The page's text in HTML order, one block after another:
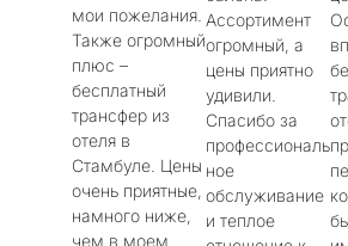
мои пожелания.
Также огромный
плюс –
бесплатный
трансфер из
отеля в
Стамбуле. Цены
очень приятные,
намного ниже,
чем в моем
Ассортимент
огромный, а
цены приятно
удивили.
Спасибо за
профессиональ
ное
обслуживание
и теплое